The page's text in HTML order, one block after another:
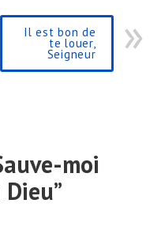
Il est bon de
te louer,
Seigneur
moi
Dieu”